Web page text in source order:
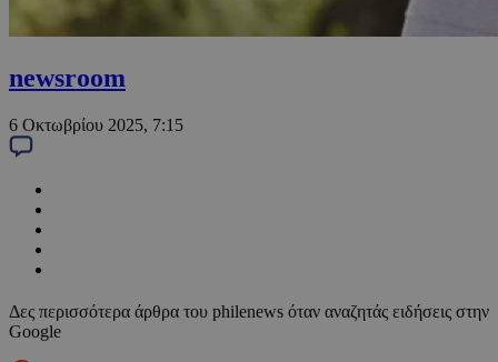
newsroom
6 Οκτωβρίου 2025, 7:15
Δες περισσότερα άρθρα του philenews όταν αναζητάς ειδήσεις στην
Google